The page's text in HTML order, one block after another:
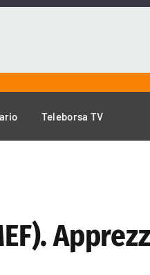
Teleborsa TV